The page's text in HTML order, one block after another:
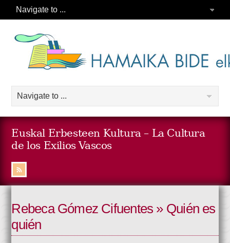
Euskal Erbesteen Kultura – La Cultura
de los Exilios Vascos
Rebeca Gómez Cifuentes » Quién es
quién